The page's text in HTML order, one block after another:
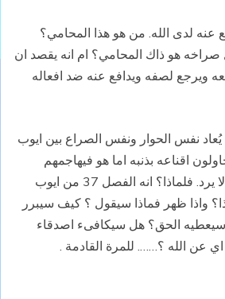
عنه لدى الله. من هو هذا المحامي؟
صراخه هو ذاك المحامي؟ ام انه يقصد ان
ويرجع لصفه ويدافع عنه ضد افعاله
يُعاد نفس الحوار ونفس الصراع بين ايوب
اقناعه بذنبه اما هو فيهاجمهم
يرد. فلماذا؟ انه الفصل
37 من ايوب
واذا ظهر فماذا سيقول ؟ كيف سيبرر
الحق؟ هل سيكافىء اصدقاء
عن الله ؟……. للمرة القادمة .